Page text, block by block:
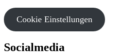
Cookie Einstellungen
Socialmedia